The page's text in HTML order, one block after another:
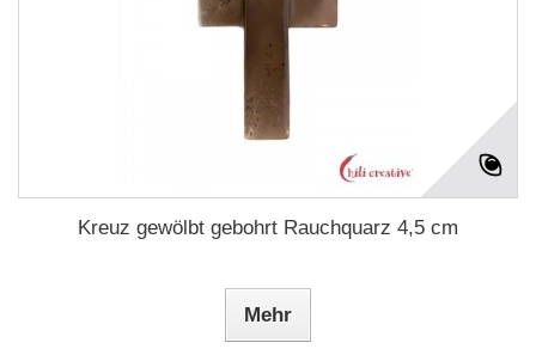
Kreuz gewölbt gebohrt Rauchquarz 4,5 cm
Mehr